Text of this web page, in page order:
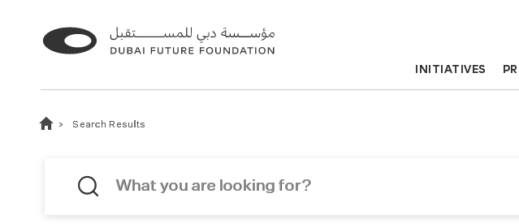
INITIATIVES
Search Results